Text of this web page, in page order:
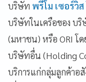
บริษัท พรีโม เซอร์วิ
บริษัทในเครือของ บ
(มหาชน) หรือ ORI โ
บริษัทอื่น (Holding
บริการแก่กลุ่มลูกค้าอ